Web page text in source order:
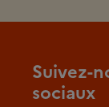
Suivez-
sociaux